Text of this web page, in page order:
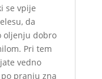
se vpije
da
oljenju dobro
Pri tem
vedno
pranju zna